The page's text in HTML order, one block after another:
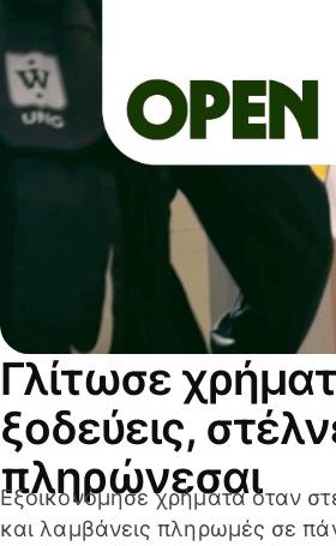
Γλίτωσε
ξοδεύεις,
πληρώνεσαι
Εξοικονόμησε χρήματα όταν
και λαμβάνεις πληρωμές σε